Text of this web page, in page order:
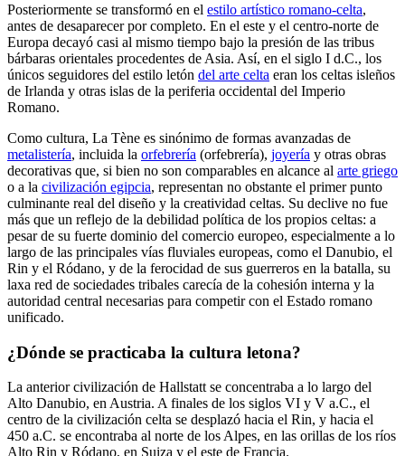
Posteriormente se transformó en el estilo artístico romano-celta,
antes de desaparecer por completo. En el este y el centro-norte de
Europa decayó casi al mismo tiempo bajo la presión de las tribus
bárbaras orientales procedentes de Asia. Así, en el siglo I d.C., los
únicos seguidores del estilo letón del arte celta eran los celtas isleños
de Irlanda y otras islas de la periferia occidental del Imperio
Romano.
Como cultura, La Tène es sinónimo de formas avanzadas de
metalistería, incluida la orfebrería (orfebrería), joyería y otras obras
decorativas que, si bien no son comparables en alcance al arte griego
o a la civilización egipcia, representan no obstante el primer punto
culminante real del diseño y la creatividad celtas. Su declive no fue
más que un reflejo de la debilidad política de los propios celtas: a
pesar de su fuerte dominio del comercio europeo, especialmente a lo
largo de las principales vías fluviales europeas, como el Danubio, el
Rin y el Ródano, y de la ferocidad de sus guerreros en la batalla, su
laxa red de sociedades tribales carecía de la cohesión interna y la
autoridad central necesarias para competir con el Estado romano
unificado.
¿Dónde se practicaba la cultura letona?
La anterior civilización de Hallstatt se concentraba a lo largo del
Alto Danubio, en Austria. A finales de los siglos VI y V a.C., el
centro de la civilización celta se desplazó hacia el Rin, y hacia el
450 a.C. se encontraba al norte de los Alpes, en las orillas de los ríos
Alto Rin y Ródano, en Suiza y el este de Francia.